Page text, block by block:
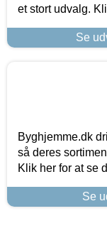
et stort udvalg.
Se
Byghjemme.dk
så deres
Klik her for at se
Se